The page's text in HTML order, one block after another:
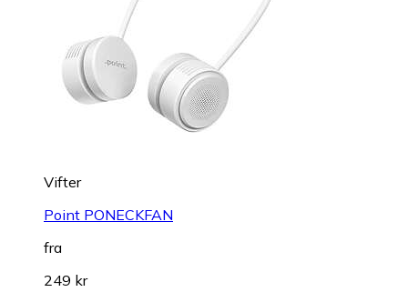
Vifter
Point PONECKFAN
fra
249 kr